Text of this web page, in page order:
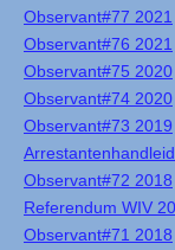
Observant#77 2021
Observant#76 2021
Observant#75 2020
Observant#74 2020
Observant#73 2019
Observant#72 2018
Referendum WIV
Observant#71 2018